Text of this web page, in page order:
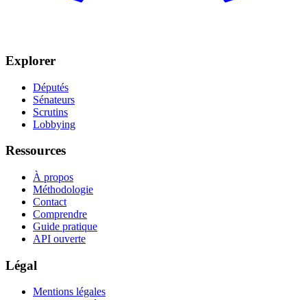
Explorer
Députés
Sénateurs
Scrutins
Lobbying
Ressources
À propos
Méthodologie
Contact
Comprendre
Guide pratique
API ouverte
Légal
Mentions légales